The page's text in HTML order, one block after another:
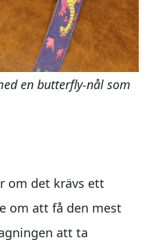
en butterfly-nål som
om det krävs ett
om att få den mest
att ta